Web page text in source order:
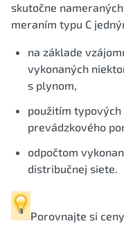
skutočne
meraním typu C
na základe
vykonaných
s plynom,
použitím
prevádzkového
odpočtom
distribučnej siete.
Porovnajte si